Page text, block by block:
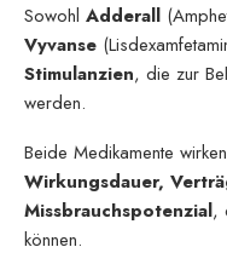
Sowohl Adderall
Vyvanse
Stimulanzien, die zur
werden.
Beide Medikamente
Wirkungsdauer,
Missbrauchspotenzial,
können.